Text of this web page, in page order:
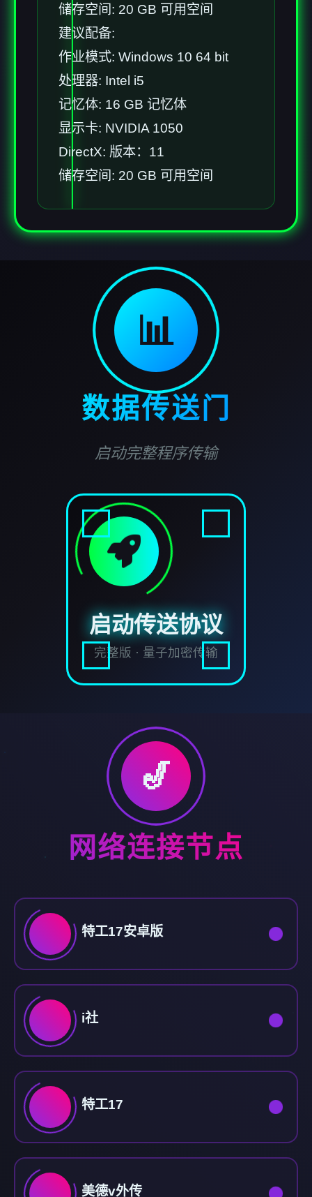
储存空间: 20 GB 可用空间
建议配备:
作业模式: Windows 10 64 bit
处理器: Intel i5
记忆体: 16 GB 记忆体
显示卡: NVIDIA 1050
DirectX: 版本：11
储存空间: 20 GB 可用空间
📊
数据传送门
启动完整程序传输
启动传送协议
完整版 · 量子加密传输
🎷
网络连接节点
特工17安卓版
i社
特工17
美德v外传